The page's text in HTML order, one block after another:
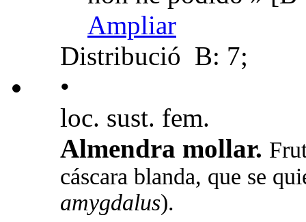
Ampliar
Distribució B: 7;
•
loc. sust. fem.
Almendra mollar.
cáscara blanda, que se
amygdalus).